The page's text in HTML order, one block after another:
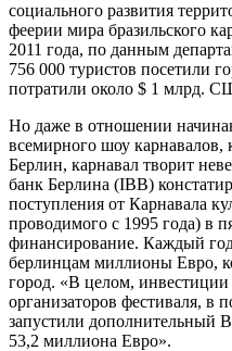
социального развития
феерии мира бразильского
2011 года, по данным
756 000 туристов посетили
потратили около $ 1 млрд.
Но даже в отношении
всемирного шоу
Берлин, карнавал творит
банк Берлина (IBB)
поступления от Карнавала
проводимого с 1995 года) в
финансирование. Каждый
берлинцам миллионы Евро,
город. «В целом,
организаторов фестиваля, в
запустили дополнительный
53,2 миллиона Евро».